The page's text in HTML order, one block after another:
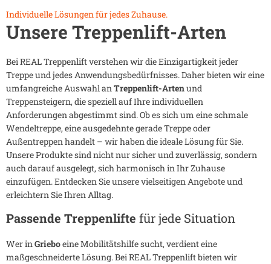
Individuelle Lösungen für jedes Zuhause.
Unsere Treppenlift-Arten
Bei REAL Treppenlift verstehen wir die Einzigartigkeit jeder
Treppe und jedes Anwendungsbedürfnisses. Daher bieten wir eine
umfangreiche Auswahl anTreppenlift-Artenund
Treppensteigern, die speziell auf Ihre individuellen
Anforderungen abgestimmt sind. Ob es sich um eine schmale
Wendeltreppe, eine ausgedehnte gerade Treppe oder
Außentreppen handelt – wir haben die ideale Lösung für Sie.
Unsere Produkte sind nicht nur sicher und zuverlässig, sondern
auch darauf ausgelegt, sich harmonisch in Ihr Zuhause
einzufügen. Entdecken Sie unsere vielseitigen Angebote und
erleichtern Sie Ihren Alltag.
Passende Treppenlifte für jede Situation
Wer inGrieboeine Mobilitätshilfe sucht, verdient eine
maßgeschneiderte Lösung. Bei REAL Treppenlift bieten wir